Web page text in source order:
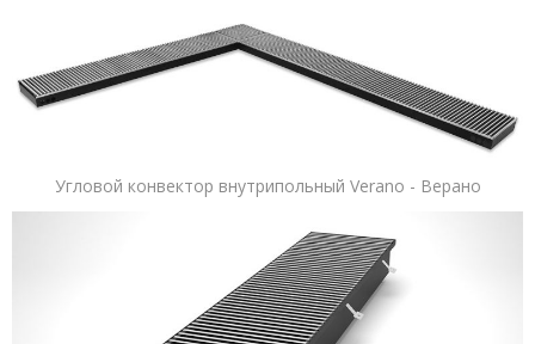
Угловой конвектор внутрипольный Verano - Верано